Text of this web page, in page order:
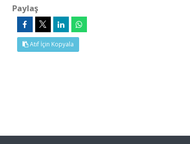
Paylaş
Atıf İçin Kopyala